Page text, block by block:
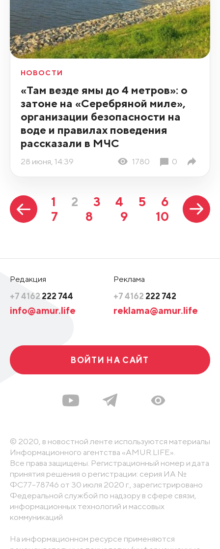
НОВОСТИ
«Там везде ямы до 4 метров»: о
затоне на «Серебряной миле»,
организации безопасности на
воде и правилах поведения
рассказали в МЧС
28 июня, 14:39 1780 0
1 2 3 4 5
6
7
8 9 10
Редакция
+7 4162 222 744
info@amur.life
Реклама
+7 4162 222 742
reklama@amur.life
ВОЙТИ НА САЙТ
© 2020, в новостной ленте используются материалы
Информационного агентства «AMUR.LIFE».
Все права защищены. Регистрационный номер и дата
принятия решения о регистрации: серия ИА №
ФС77-78746 от 30 июля 2020 г., зарегистрировано
Федеральной службой по надзору в сфере связи,
информационных технологий и массовых
коммуникаций
На информационном ресурсе применяются